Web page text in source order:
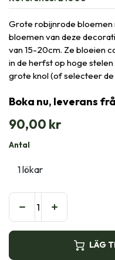
Grote robijnrode
bloemen van deze
van 15-20cm. Ze bloeien
in de herfst op hoge stelen
grote knol (of selecteer
Boka nu, leverans
90,00 kr
Antal
LÄG